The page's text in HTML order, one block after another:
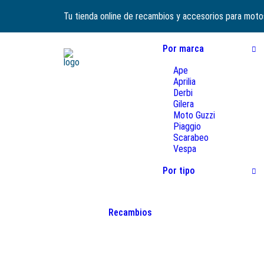
Tu tienda online de recambios y accesorios para
Recambios
Por marca
Ape
Aprilia
Derbi
Gilera
Moto Guzzi
Piaggio
Scarabeo
Vespa
Por tipo